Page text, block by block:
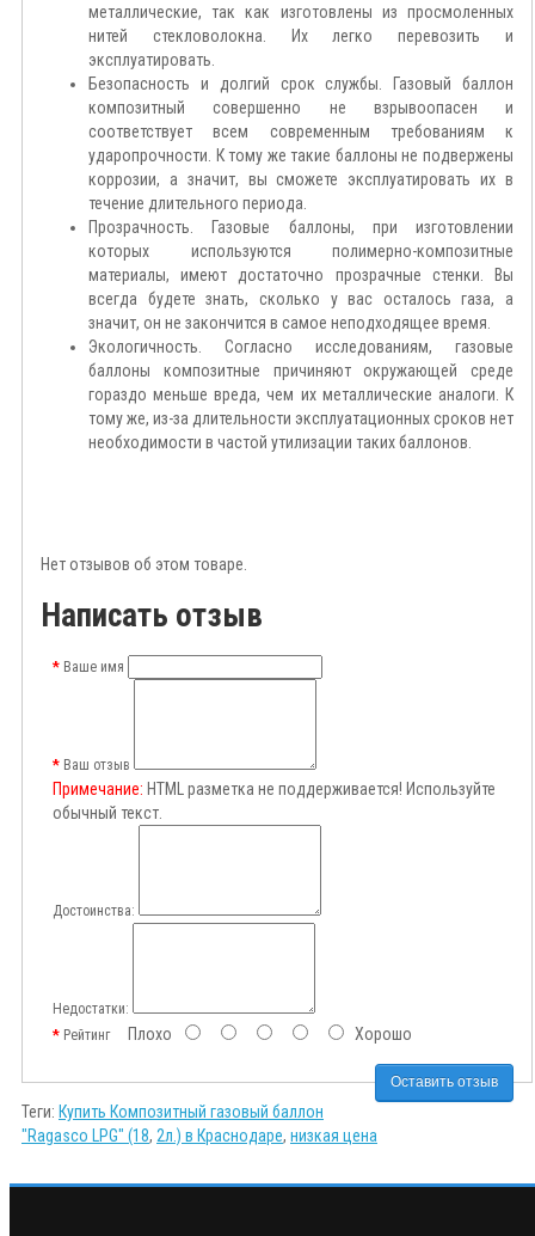
металлические, так как изготовлены из просмоленных
нитей стекловолокна. Их легко перевозить и
эксплуатировать.
Безопасность и долгий срок службы. Газовый баллон
композитный совершенно не взрывоопасен и
соответствует всем современным требованиям к
ударопрочности. К тому же такие баллоны не подвержены
коррозии, а значит, вы сможете эксплуатировать их в
течение длительного периода.
Прозрачность. Газовые баллоны, при изготовлении
которых используются полимерно-композитные
материалы, имеют достаточно прозрачные стенки. Вы
всегда будете знать, сколько у вас осталось газа, а
значит, он не закончится в самое неподходящее время.
Экологичность. Согласно исследованиям, газовые
баллоны композитные причиняют окружающей среде
гораздо меньше вреда, чем их металлические аналоги. К
тому же, из-за длительности эксплуатационных сроков нет
необходимости в частой утилизации таких баллонов.
Нет отзывов об этом товаре.
Написать отзыв
Ваше имя
Ваш отзыв
Примечание: HTML разметка не поддерживается! Используйте
обычный текст.
Достоинства:
Недостатки:
РейтингПлохо Хорошо
Оставить отзыв
Теги: Купить Композитный газовый баллон
"Ragasco LPG" (18, 2л.) в Краснодаре, низкая цена